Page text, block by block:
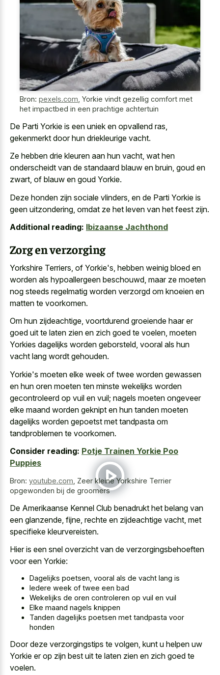
Bron: pexels.com, Yorkie vindt gezellig comfort met
het impactbed in een prachtige achtertuin
De Parti Yorkie is een uniek en opvallend ras,
gekenmerkt door hun driekleurige vacht.
Ze hebben drie kleuren aan hun vacht, wat hen
onderscheidt van de standaard blauw en bruin, goud en
zwart, of blauw en goud Yorkie.
Deze honden zijn sociale vlinders, en de Parti Yorkie is
geen uitzondering, omdat ze het leven van het feest zijn.
Additional reading: Ibizaanse Jachthond
Zorg en verzorging
Yorkshire Terriers, of Yorkie's, hebben weinig bloed en
worden als hypoallergeen beschouwd, maar ze moeten
nog steeds regelmatig worden verzorgd om knoeien en
matten te voorkomen.
Om hun zijdeachtige, voortdurend groeiende haar er
goed uit te laten zien en zich goed te voelen, moeten
Yorkies dagelijks worden geborsteld, vooral als hun
vacht lang wordt gehouden.
Yorkie's moeten elke week of twee worden gewassen
en hun oren moeten ten minste wekelijks worden
gecontroleerd op vuil en vuil; nagels moeten ongeveer
elke maand worden geknipt en hun tanden moeten
dagelijks worden gepoetst met tandpasta om
tandproblemen te voorkomen.
Consider reading: Potje Trainen Yorkie Poo
Puppies
Bron: youtube.com, Zeer kleine Yorkshire Terrier
opgewonden bij de groomers
De Amerikaanse Kennel Club benadrukt het belang van
een glanzende, fijne, rechte en zijdeachtige vacht, met
specifieke kleurvereisten.
Hier is een snel overzicht van de verzorgingsbehoeften
voor een Yorkie:
Dagelijks poetsen, vooral als de vacht lang is
Iedere week of twee een bad
Wekelijks de oren controleren op vuil en vuil
Elke maand nagels knippen
Tanden dagelijks poetsen met tandpasta voor
honden
Door deze verzorgingstips te volgen, kunt u helpen uw
Yorkie er op zijn best uit te laten zien en zich goed te
voelen.